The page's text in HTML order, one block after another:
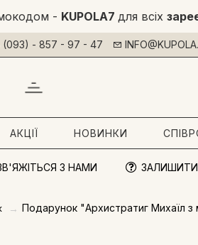
- KUPOLA7 для всіх
(093) - 857 - 97 - 47
АКЦІЇ НОВИНКИ
З НАМИ
Подарунок "Архистратиг Михаїл з